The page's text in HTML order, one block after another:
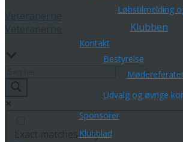
Løbstilmelding
Klubben
Kontakt
Bestyrelse
Udvalg og øvrige
Sponsorer
Klubblad
Exact matches only